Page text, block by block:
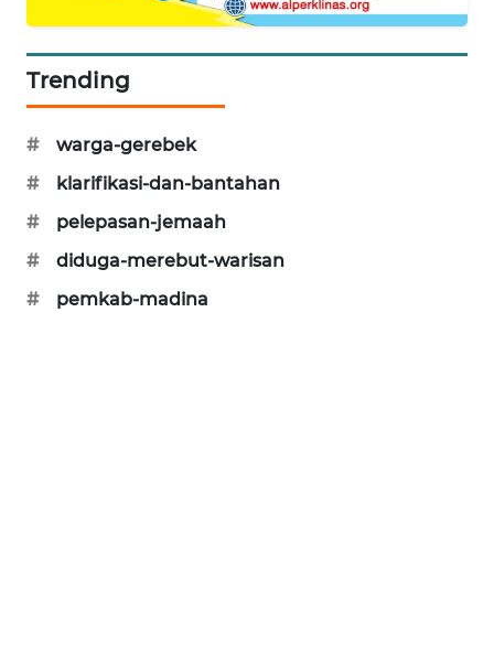
Trending
#
warga-gerebek
#
klarifikasi-dan-bantahan
#
pelepasan-jemaah
#
diduga-merebut-warisan
#
pemkab-madina
BERKAT
NEWS
BERAMPU
NEWS
ANUGERAH
NEWS
AKHLAK